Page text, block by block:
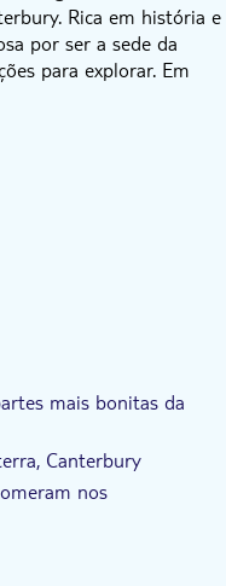
Rica em história e
por ser a sede da
para explorar. Em
conhecerá o Castelo de
que atraem tantos
mais bonitas da
Canterbury
nos